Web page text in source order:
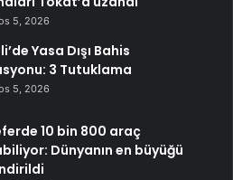
5, 2026
Yasa Dışı Bahis
3 Tutuklama
5, 2026
10 bin 800 araç
Dünyanın en büyüğü